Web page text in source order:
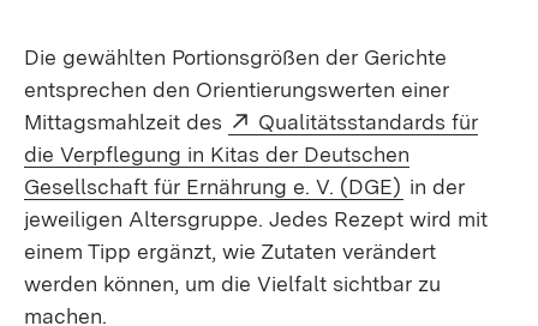
Die gewählten Portionsgrößen der Gerichte
entsprechen den Orientierungswerten einer
Mittagsmahlzeit des
Extern:
Qualitätsstandards für
die Verpflegung in Kitas der Deutschen
Gesellschaft für Ernährung e. V. (DGE) (Öffnet in
in der
jeweiligen Altersgruppe. Jedes Rezept wird mit
einem Tipp ergänzt, wie Zutaten verändert
werden können, um die Vielfalt sichtbar zu
machen.